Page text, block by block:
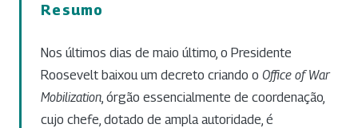
Resumo
Nos últimos dias de maio último, o Presidente
Roosevelt baixou um decreto criando o Office of War
Mobilization , órgão essencialmente de coordenação,
cujo chefe, dotado de ampla autoridade, é